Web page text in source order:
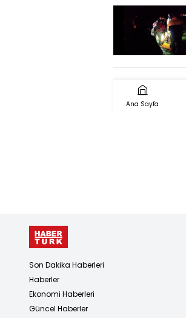
Ana Sayfa
Son Dakika Haberleri
Haberler
Ekonomi Haberleri
Güncel Haberler